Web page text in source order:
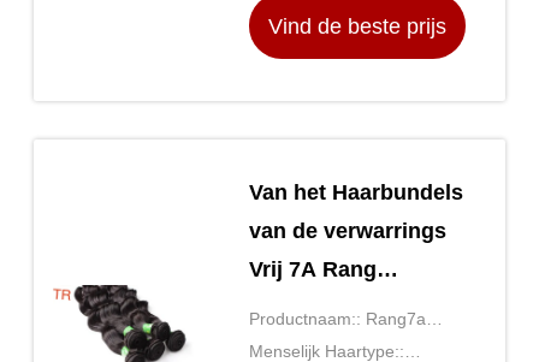
Vind de beste prijs
Van het Haarbundels
van de verwarrings
Vrij 7A Rang
Maagdelijk van de de
Lentekrul van
Productnaam:: Rang7a
Maagdelijk Haar
Menselijk Haartype::